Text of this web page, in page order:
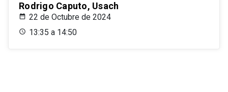
Rodrigo Caputo, Usach
22 de Octubre de 2024
13:35 a 14:50